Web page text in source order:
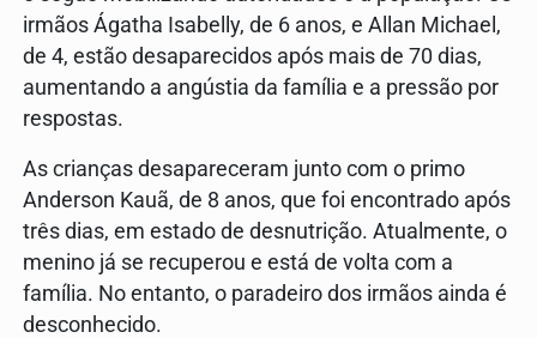
irmãos Ágatha Isabelly, de 6 anos, e Allan Michael,
de 4, estão desaparecidos após mais de 70 dias,
aumentando a angústia da família e a pressão por
respostas.
As crianças desapareceram junto com o primo
Anderson Kauã, de 8 anos, que foi encontrado após
três dias, em estado de desnutrição. Atualmente, o
menino já se recuperou e está de volta com a
família. No entanto, o paradeiro dos irmãos ainda é
desconhecido.